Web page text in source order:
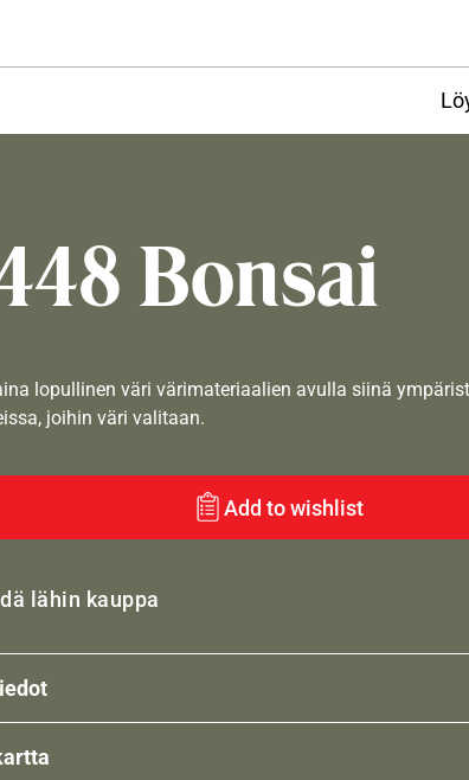
Bonsai
lopullinen väri värimateriaalien avulla siinä
joihin väri valitaan.
Add to wishlist
lähin kauppa